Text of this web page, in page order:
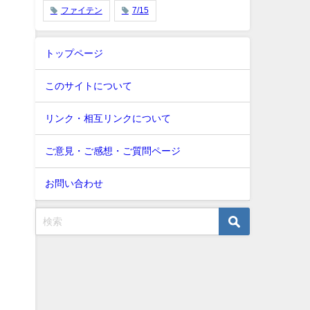
ファイテン 7/15
トップページ
このサイトについて
リンク・相互リンクについて
ご意見・ご感想・ご質問ページ
お問い合わせ